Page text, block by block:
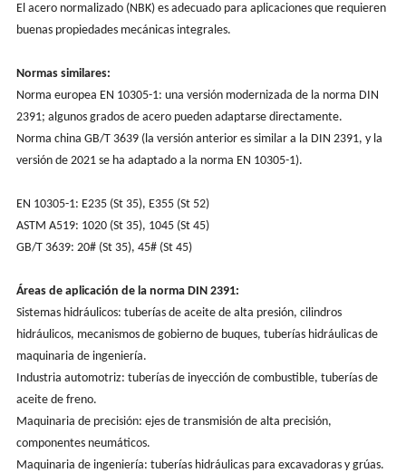
El acero normalizado (NBK) es adecuado para aplicaciones que requieren
buenas propiedades mecánicas integrales.
Normas similares:
Norma europea EN 10305-1: una versión modernizada de la norma DIN
2391; algunos grados de acero pueden adaptarse directamente.
Norma china GB/T 3639 (la versión anterior es similar a la DIN 2391, y la
versión de 2021 se ha adaptado a la norma EN 10305-1).
EN 10305-1: E235 (St 35), E355 (St 52)
ASTM A519: 1020 (St 35), 1045 (St 45)
GB/T 3639: 20# (St 35), 45# (St 45)
Áreas de aplicación de la norma DIN 2391:
Sistemas hidráulicos: tuberías de aceite de alta presión, cilindros
hidráulicos, mecanismos de gobierno de buques, tuberías hidráulicas de
maquinaria de ingeniería.
Industria automotriz: tuberías de inyección de combustible, tuberías de
aceite de freno.
Maquinaria de precisión: ejes de transmisión de alta precisión,
componentes neumáticos.
Maquinaria de ingeniería: tuberías hidráulicas para excavadoras y grúas.